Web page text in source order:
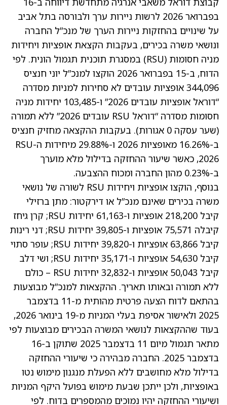
בפברואר 2026 לרשות ניירות ערך ולבורסה בתל אביב
על שינויים בהחזקות ניירות הערך של מנכ”ל החברה
ונושאי משרה בכירים, בעקבות הקצאת אופציות ויחידות
מניה חסומות (RSU) במסגרת תוכנית תגמול הונית. לפי
הדוח, ב-15 בפברואר 2026 הוקצו למנכ”ל יוני חנציס
344,096 אופציות עובדים לא סחירות למניות מסדרה
“דוראל אופציות עובדים 2026” ו-103,485 יחידות מניה
חסומות מסדרה “דוראל RSU עובדים 2026” ללא תמורה
(שער עסקה 0 אגורות). בעקבות ההקצאה מחזיק חנציס
ב-16.26% מאופציות 2026 ו-29.88% מיחידות ה-RSU
2026, כאשר שיעור ההחזקה בדילול מלא מוערך
ב-0.23% מהון החברה ומכוח ההצבעה.
בנוסף, הוקצו אופציות ויחידות RSU לשורה של נושאי
משרה בכירים שאינם מנכ”ל או דירקטור: מתן ברזילי
קיבל 218,200 אופציות ו-61,163 יחידות RSU; קרן גיחז
קיבלה 75,571 אופציות ו-39,805 יחידות RSU; דני רינות
קיבל 63,866 אופציות ו-39,820 יחידות RSU; עופר סתוי
קיבל 54,630 אופציות ו-35,171 יחידות RSU; ושי דלב
קיבל 50,043 אופציות ו-32,832 יחידות RSU – כולם
ללא תמורה ובאותו תאריך. ההקצאות למנכ”ל מבוצעות
בהתאם לדוח הצעה פרטית מהותית מ-11 בדצמבר
2025 ולאישור אסיפת בעלי המניות מ-19 בינואר 2026,
בעוד שההקצאות לנושאי המשרה הבכירים מבוצעות לפי
מתאר תגמול מיום 11 בדצמבר 2025 שתוקן ב-16
בדצמבר 2025. החברה מבהירה כי שיעורי ההחזקה
בדילול מלא מחושבים ללא הפעלת מנגנון מימוש נטו
באופציות, ולכן ייתכן שבעת מימוש בפועל היקף המניות
ושיעורי ההחזקה יהיו נמוכים מהמספרים בדוח. לפי